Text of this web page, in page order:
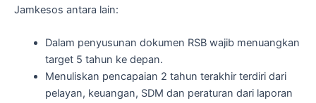
Jamkesos antara lain:
Dalam penyusunan dokumen RSB wajib menuangkan
target 5 tahun ke depan.
Menuliskan pencapaian 2 tahun terakhir terdiri dari
pelayan, keuangan, SDM dan peraturan dari laporan